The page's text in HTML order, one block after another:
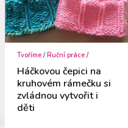
Tvoříme /Ruční práce /
Háčkovou čepici na
kruhovém rámečku si
zvládnou vytvořit i
děti